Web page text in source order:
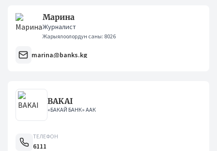
Марина
Журналист
Жарыялоолордун саны: 8026
marina@banks.kg
BAKAI
«БАКАЙ БАНК» ААК
ТЕЛЕФОН
6111